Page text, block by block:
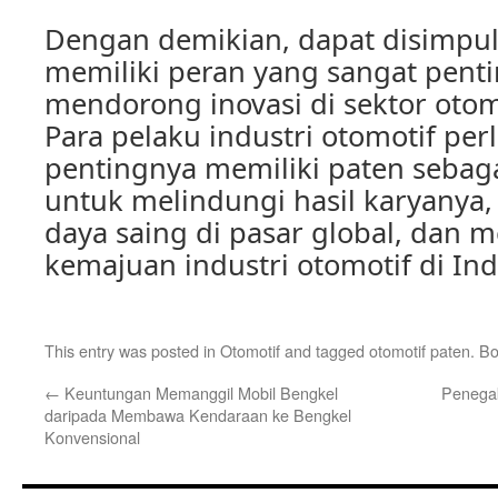
Dengan demikian, dapat
memiliki peran yang sangat
mendorong inovasi di sektor
Para pelaku industri otomotif
pentingnya memiliki paten
untuk melindungi hasil
daya saing di pasar global, dan
kemajuan industri otomotif di
This entry was posted in Otomotifand tagged otomotif paten.
← Keuntungan Memanggil Mobil Bengkel
daripada Membawa Kendaraan ke Bengkel
Konvensional